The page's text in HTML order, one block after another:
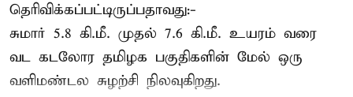
தெரிவிக்கப்பட்டிருப்பதாவது:-
சுமார் 5.8 கி.மீ. முதல் 7.6 கி.மீ. உயரம் வரை
வட கடலோர தமிழக பகுதிகளின் மேல் ஒரு
வளிமண்டல சுழற்சி நிலவுகிறது.